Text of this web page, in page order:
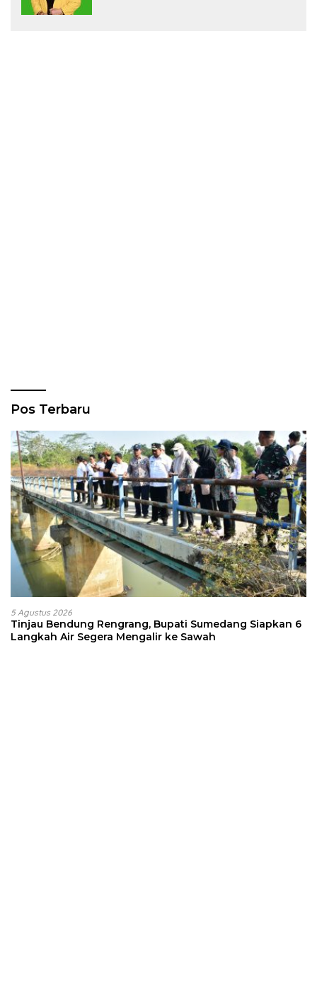
Pos Terbaru
5 Agustus 2026
Tinjau Bendung Rengrang, Bupati Sumedang Siapkan 6
Langkah Air Segera Mengalir ke Sawah